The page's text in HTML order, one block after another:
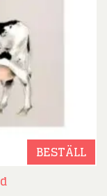
BESTÄLL